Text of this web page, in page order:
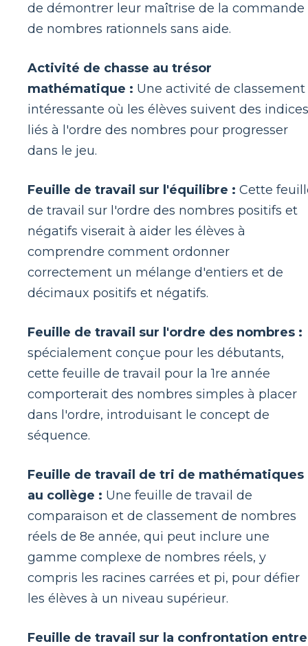
de démontrer leur maîtrise de la commande
de nombres rationnels sans aide.
Activité de chasse au trésor
mathématique : Une activité de classement
intéressante où les élèves suivent des indices
liés à l'ordre des nombres pour progresser
dans le jeu.
Feuille de travail sur l'équilibre : Cette
de travail sur l'ordre des nombres positifs et
négatifs viserait à aider les élèves à
comprendre comment ordonner
correctement un mélange d'entiers et de
décimaux positifs et négatifs.
Feuille de travail sur l'ordre des nombres :
spécialement conçue pour les débutants,
cette feuille de travail pour la 1re année
comporterait des nombres simples à placer
dans l'ordre, introduisant le concept de
séquence.
Feuille de travail de tri de mathématiques
au collège : Une feuille de travail de
comparaison et de classement de nombres
réels de 8e année, qui peut inclure une
gamme complexe de nombres réels, y
compris les racines carrées et pi, pour défier
les élèves à un niveau supérieur.
Feuille de travail sur la confrontation entre